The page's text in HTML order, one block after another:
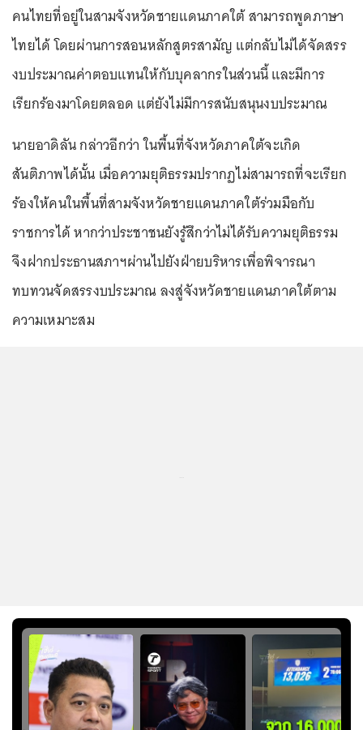
คนไทยที่อยู่ในสามจังหวัดชายแดนภาคใต้ สามารถพูดภาษา
ไทยได้ โดยผ่านการสอนหลักสูตรสามัญ แต่กลับไม่ได้จัดสรร
งบประมาณค่าตอบแทนให้กับบุคลากรในส่วนนี้ และมีการ
เรียกร้องมาโดยตลอด แต่ยังไม่มีการสนับสนุนงบประมาณ
นายอาดิลัน กล่าวอีกว่า ในพื้นที่จังหวัดภาคใต้จะเกิด
สันติภาพได้นั้น เมื่อความยุติธรรมปรากฏไม่สามารถที่จะเรียก
ร้องให้คนในพื้นที่สามจังหวัดชายแดนภาคใต้ร่วมมือกับ
ราชการได้ หากว่าประชาชนยังรู้สึกว่าไม่ได้รับความยุติธรรม
จึงฝากประธานสภาฯผ่านไปยังฝ่ายบริหารเพื่อพิจารณา
ทบทวนจัดสรรงบประมาณ ลงสู่จังหวัดชายแดนภาคใต้ตาม
ความเหมาะสม